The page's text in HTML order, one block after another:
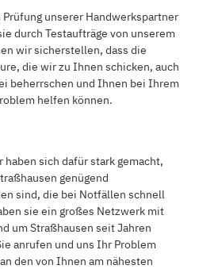
unserer Handwerkspartner
durch Testaufträge von unserem
wir sicherstellen, dass die
die wir zu Ihnen schicken, auch
beherrschen und Ihnen bei Ihrem
helfen können.
haben sich dafür stark gemacht,
genügend
sind, die bei Notfällen schnell
sie ein großes Netzwerk mit
um Straßhausen seit Jahren
anrufen und uns Ihr Problem
den von Ihnen am nähesten